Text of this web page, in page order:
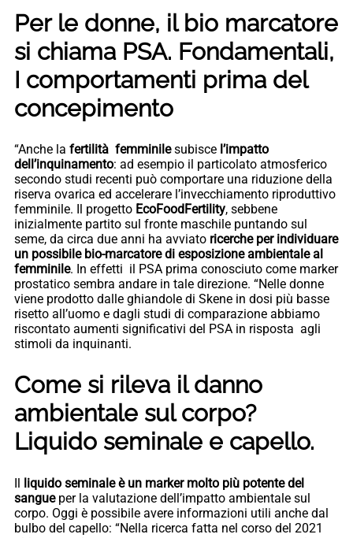
Per le donne, il bio marcatore
si chiama PSA. Fondamentali,
I comportamenti prima del
concepimento
“Anche la fertilità femminilesubisce l’impatto
dell’inquinamento: ad esempio il particolato atmosferico
secondo studi recenti può comportare una riduzione della
riserva ovarica ed accelerare l’invecchiamento riproduttivo
femminile. Il progetto EcoFoodFertility, sebbene
inizialmente partito sul fronte maschile puntando sul
seme, da circa due anni ha avviato ricerche per individuare
un possibile bio-marcatore di esposizione ambientale al
femminile. In effetti il PSA prima conosciuto come marker
prostatico sembra andare in tale direzione. “Nelle donne
viene prodotto dalle ghiandole di Skene in dosi più basse
risetto all’uomo e dagli studi di comparazione abbiamo
riscontato aumenti significativi del PSA in risposta agli
stimoli da inquinanti.
Come si rileva il danno
ambientale sul corpo?
Liquido seminale e capello.
liquido seminale è un marker molto più potente del
sangueper la valutazione dell’impatto ambientale sul
corpo. Oggi è possibile avere informazioni utili anche dal
bulbo del capello: “Nella ricerca fatta nel corso del 2021